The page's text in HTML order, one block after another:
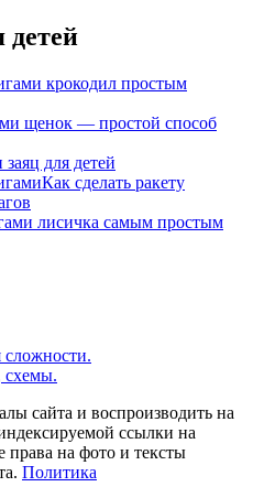
крокодил простым
щенок — простой способ
для детей
Как сделать ракету
лисичка самым простым
сложности.
схемы.
сайта и воспроизводить на
ссылки на
права на фото и тексты
Политика